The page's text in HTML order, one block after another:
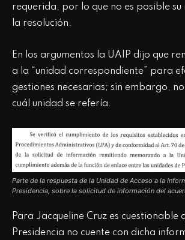
requerida, por lo que no es posible su
la resolución.
En los argumentos la UAIP dijo que
a la “unidad correspondiente” para
gestiones necesarias; sin embargo,
cuál unidad se refería.
Parte de la respuesta de la Unidad de Acceso a la
Presidencia, sobre la solicitud de información del
Para Jacqueline Cruz es cuestionable
Presidencia no cuente con dicha